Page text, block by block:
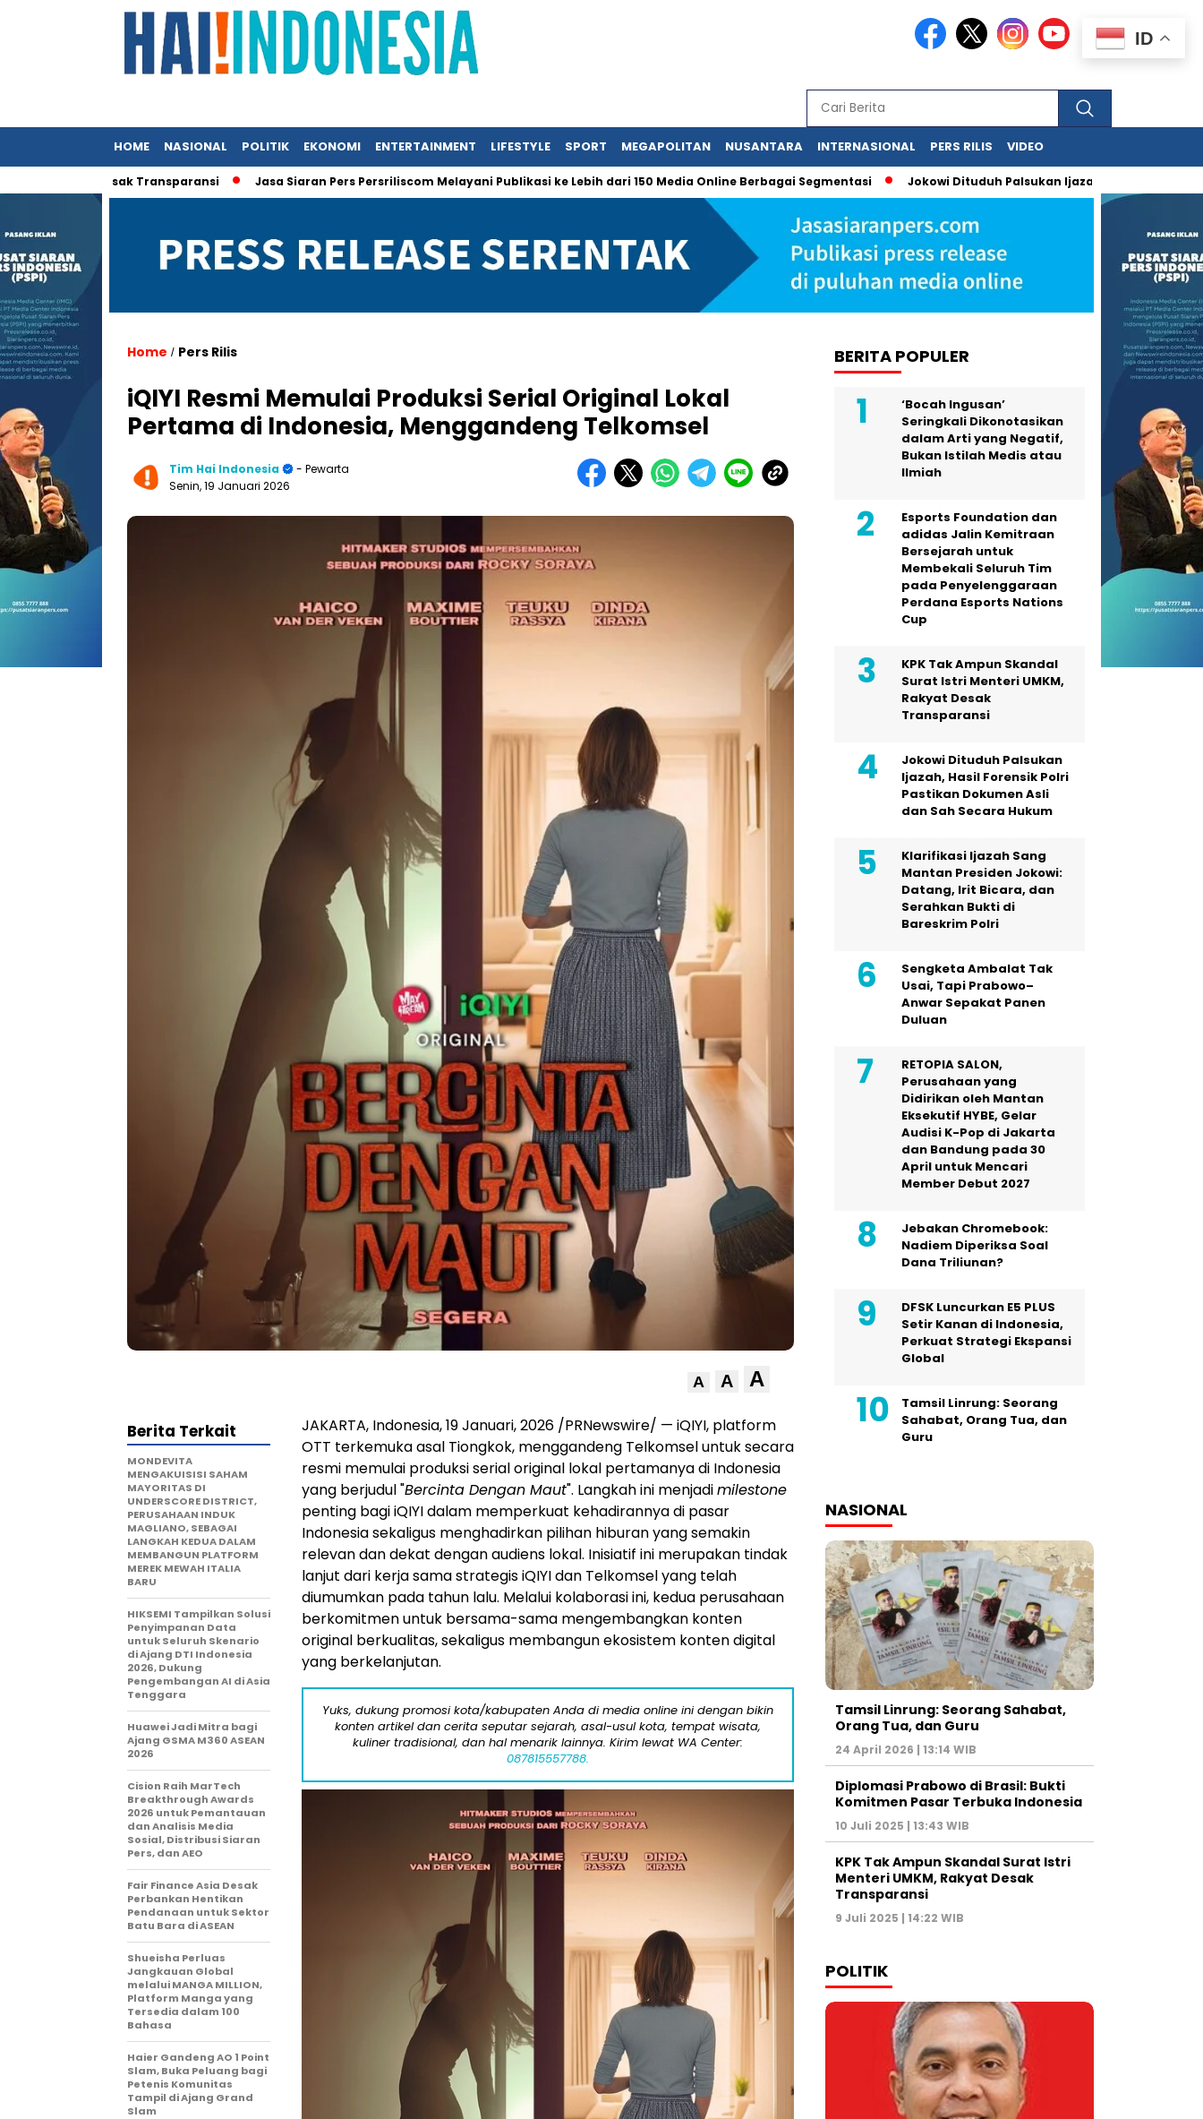
HOME NASIONAL POLITIK EKONOMI ENTERTAINMENT LIFESTYLE SPORT MEGAPOLITAN NUSANTARA INTERNASIONAL PERS RILIS VIDEO
Desak Transparansi Jasa Siaran Pers Persriliscom Melayani Publikasi ke Lebih dari 150 Media Online Berbagai Segmentasi Jokowi Dituduh Palsukan Ijazah, Hasil Forensik Polri
Home / Pers Rilis
iQIYI Resmi Memulai Produksi Serial Original Lokal
Pertama di Indonesia, Menggandeng Telkomsel
Tim Hai Indonesia
- Pewarta
Senin, 19 Januari 2026
A A A
JAKARTA, Indonesia, 19 Januari, 2026 /PRNewswire/ — iQIYI, platform
OTT terkemuka asal Tiongkok, menggandeng Telkomsel untuk secara
resmi memulai produksi serial original lokal pertamanya di Indonesia
yang berjudul "Bercinta Dengan Maut". Langkah ini menjadimilestone
penting bagi iQIYI dalam memperkuat kehadirannya di pasar
Indonesia sekaligus menghadirkan pilihan hiburan yang semakin
relevan dan dekat dengan audiens lokal. Inisiatif ini merupakan tindak
lanjut dari kerja sama strategis iQIYI dan Telkomsel yang telah
diumumkan pada tahun lalu. Melalui kolaborasi ini, kedua perusahaan
berkomitmen untuk bersama-sama mengembangkan konten
original berkualitas, sekaligus membangun ekosistem konten digital
yang berkelanjutan.
Yuks, dukung promosi kota/kabupaten Anda di media online ini dengan bikin
konten artikel dan cerita seputar sejarah, asal-usul kota, tempat wisata,
kuliner tradisional, dan hal menarik lainnya. Kirim lewat WA Center:
087815557788.
Berita Terkait
MONDEVITA
MENGAKUISISI SAHAM
MAYORITAS DI
UNDERSCORE DISTRICT,
PERUSAHAAN INDUK
MAGLIANO, SEBAGAI
LANGKAH KEDUA DALAM
MEMBANGUN PLATFORM
MEREK MEWAH ITALIA
BARU
HIKSEMI Tampilkan Solusi
Penyimpanan Data
untuk Seluruh Skenario
di Ajang DTI Indonesia
2026, Dukung
Pengembangan AI di Asia
Tenggara
Huawei Jadi Mitra bagi
Ajang GSMA M360 ASEAN
2026
Cision Raih MarTech
Breakthrough Awards
2026 untuk Pemantauan
dan Analisis Media
Sosial, Distribusi Siaran
Pers, dan AEO
Fair Finance Asia Desak
Perbankan Hentikan
Pendanaan untuk Sektor
Batu Bara di ASEAN
Shueisha Perluas
Jangkauan Global
melalui MANGA MILLION,
Platform Manga yang
Tersedia dalam 100
Bahasa
Haier Gandeng AO 1 Point
Slam, Buka Peluang bagi
Petenis Komunitas
Tampil di Ajang Grand
Slam
BERITA POPULER
‘Bocah Ingusan’
Seringkali Dikonotasikan
dalam Arti yang Negatif,
Bukan Istilah Medis atau
Ilmiah
Esports Foundation dan
adidas Jalin Kemitraan
Bersejarah untuk
Membekali Seluruh Tim
pada Penyelenggaraan
Perdana Esports Nations
Cup
KPK Tak Ampun Skandal
Surat Istri Menteri UMKM,
Rakyat Desak
Transparansi
Jokowi Dituduh Palsukan
Ijazah, Hasil Forensik Polri
Pastikan Dokumen Asli
dan Sah Secara Hukum
Klarifikasi Ijazah Sang
Mantan Presiden Jokowi:
Datang, Irit Bicara, dan
Serahkan Bukti di
Bareskrim Polri
Sengketa Ambalat Tak
Usai, Tapi Prabowo–
Anwar Sepakat Panen
Duluan
RETOPIA SALON,
Perusahaan yang
Didirikan oleh Mantan
Eksekutif HYBE, Gelar
Audisi K-Pop di Jakarta
dan Bandung pada 30
April untuk Mencari
Member Debut 2027
Jebakan Chromebook:
Nadiem Diperiksa Soal
Dana Triliunan?
DFSK Luncurkan E5 PLUS
Setir Kanan di Indonesia,
Perkuat Strategi Ekspansi
Global
Tamsil Linrung: Seorang
Sahabat, Orang Tua, dan
Guru
NASIONAL
Tamsil Linrung: Seorang Sahabat,
Orang Tua, dan Guru
24 April 2026 | 13:14 WIB
Diplomasi Prabowo di Brasil: Bukti
Komitmen Pasar Terbuka Indonesia
10 Juli 2025 | 13:43 WIB
KPK Tak Ampun Skandal Surat Istri
Menteri UMKM, Rakyat Desak
Transparansi
9 Juli 2025 | 14:22 WIB
POLITIK
ID